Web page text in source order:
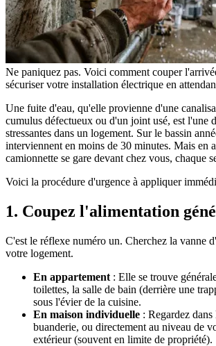
Ne paniquez pas. Voici comment couper
sécuriser votre installation électrique en
Une fuite d'eau, qu'elle provienne d'une
cumulus défectueux ou d'un joint usé, est l'une
stressantes dans un logement. Sur le bassin
interviennent en moins de 30 minutes. Mais en
camionnette se gare devant chez vous, chaque
Voici la procédure d'urgence à appliquer
1. Coupez l'alimentation
C'est le réflexe numéro un. Cherchez la vanne
votre logement.
En appartement : Elle se trouve
toilettes, la salle de bain (derrière une
sous l'évier de la cuisine.
En maison individuelle : Regardez dans
buanderie, ou directement au niveau de
extérieur (souvent en limite de propriété).